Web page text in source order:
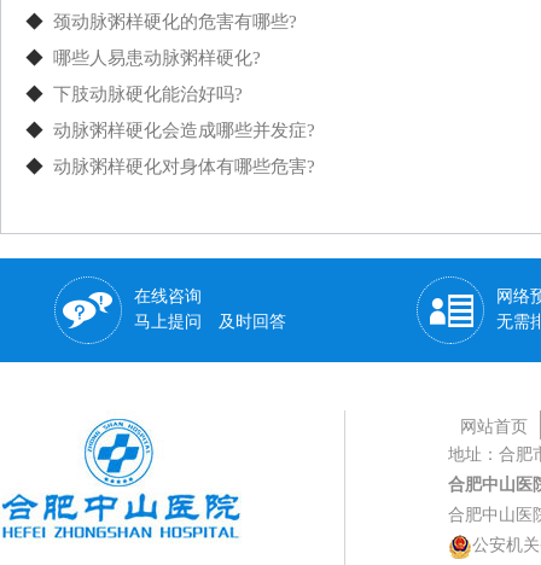
◆ 颈动脉粥样硬化的危害有哪些?
◆ 哪些人易患动脉粥样硬化?
◆ 下肢动脉硬化能治好吗?
◆ 动脉粥样硬化会造成哪些并发症?
◆ 动脉粥样硬化对身体有哪些危害?
在线咨询
马上提问 及时回答
网络
无需
网站首页
地址：合肥
合肥中山医
合肥中山医
公安机关